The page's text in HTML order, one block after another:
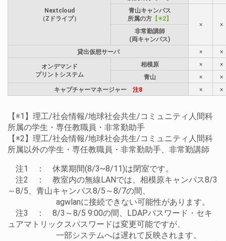
Nextcloud
（Zドライブ）
青山キャンパス
所属の方【※2】
×
×
非常勤講師
(両キャンパス)
貸出仮想サーバ
× ×
オンデマンド
プリントシステム
相模原 ×
×
青山
×
×
キャプチャーマネージャー 注8 × ×
【※1】理工/社会情報/地球社会共生/コミュニティ人間科
所属の学生・専任教職員・非常勤助手
【※2】理工/社会情報/地球社会共生/コミュニティ人間科
所属以外の学生・専任教職員・非常勤助手、非常勤講師
注1
： 休業期間(8/3~8/11)は閉室です。
注2 ： 教室内の無線LANでは、相模原キャンパス8/3
～8/5、青山キャンパス8/5～8/7の間、
agwlanに接続できない可能性があります。
注3
： 8/3～8/5 9:00の間、LDAPパスワード・セキ
ュアマトリックスパスワードは変更可能ですが、
一部システムへは遅れて反映されます。